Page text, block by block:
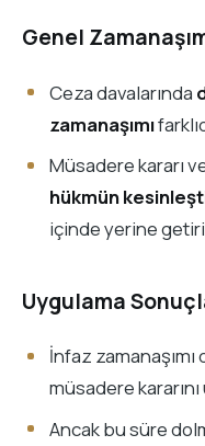
Genel
Ceza davalarında
zamanaşımı
Müsadere kararı
hükmün
içinde yerine
Uygulama
İnfaz
müsadere
Ancak bu süre